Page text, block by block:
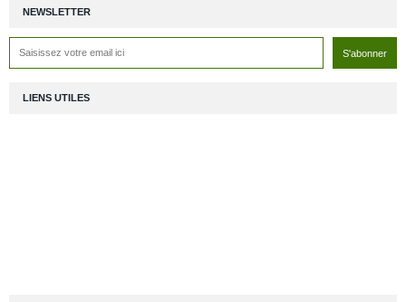
NEWSLETTER
LIENS UTILES